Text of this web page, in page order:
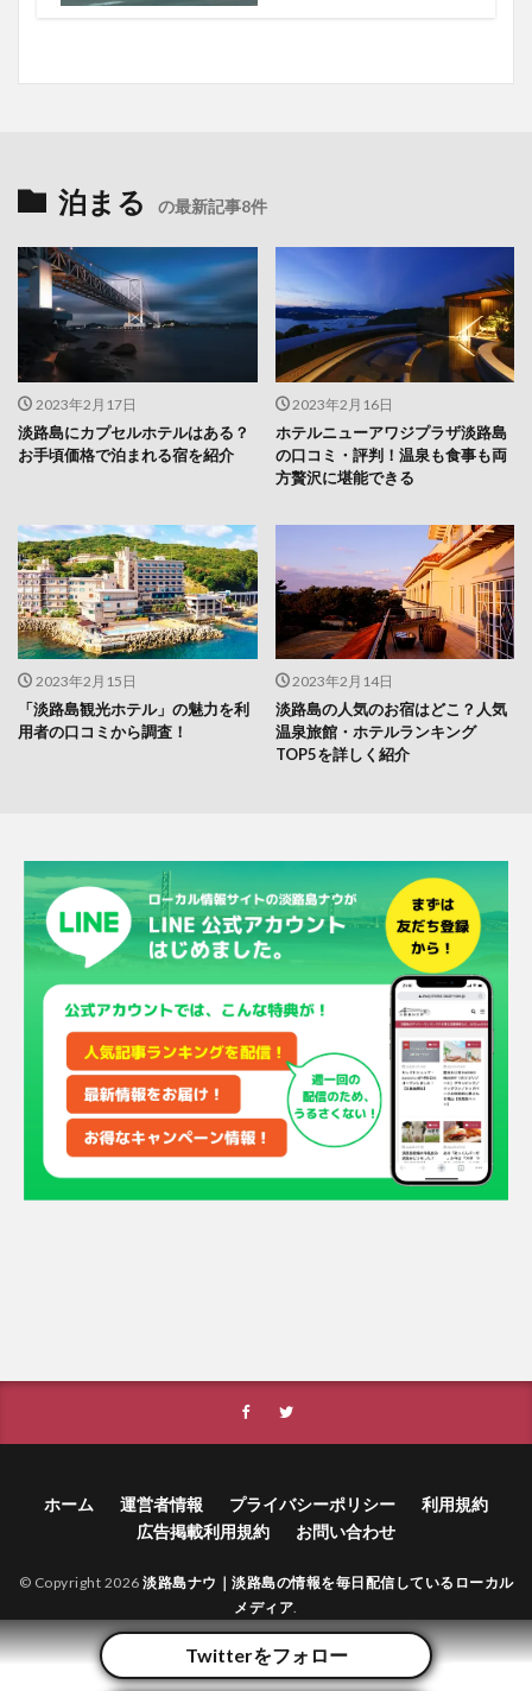
Twitterをフォロー
泊まる の最新記事8件
2023年2月17日
淡路島にカプセルホテルはある？
お手頃価格で泊まれる宿を紹介
2023年2月16日
ホテルニューアワジプラザ淡路島
の口コミ・評判！温泉も食事も両
方贅沢に堪能できる
2023年2月15日
「淡路島観光ホテル」の魅力を利
用者の口コミから調査！
2023年2月14日
淡路島の人気のお宿はどこ？人気
温泉旅館・ホテルランキング
TOP5を詳しく紹介
ホーム 運営者情報 プライバシーポリシー
利用規約
広告掲載利用規約
お問い合わせ
© Copyright 2026 淡路島ナウ｜淡路島の情報を毎日配信しているローカル
メディア